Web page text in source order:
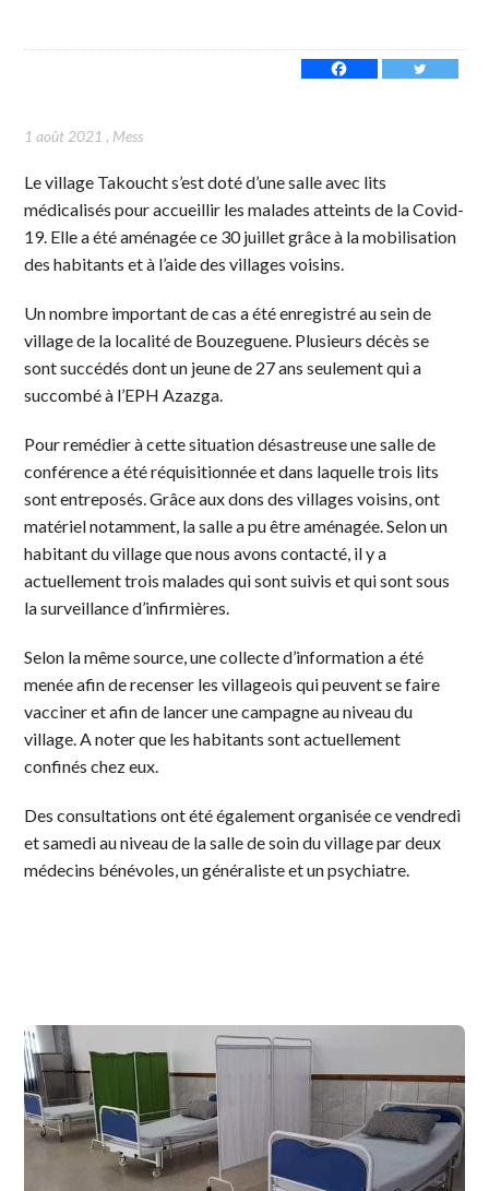
1 août 2021 , Mess
Le village Takoucht s’est doté d’une salle avec lits
médicalisés pour accueillir les malades atteints de la Covid-
19. Elle a été aménagée ce 30 juillet grâce à la mobilisation
des habitants et à l’aide des villages voisins.
Un nombre important de cas a été enregistré au sein de
village de la localité de Bouzeguene. Plusieurs décès se
sont succédés dont un jeune de 27 ans seulement qui a
succombé à l’EPH Azazga.
Pour remédier à cette situation désastreuse une salle de
conférence a été réquisitionnée et dans laquelle trois lits
sont entreposés. Grâce aux dons des villages voisins, ont
matériel notamment, la salle a pu être aménagée. Selon un
habitant du village que nous avons contacté, il y a
actuellement trois malades qui sont suivis et qui sont sous
la surveillance d’infirmières.
Selon la même source, une collecte d’information a été
menée afin de recenser les villageois qui peuvent se faire
vacciner et afin de lancer une campagne au niveau du
village. A noter que les habitants sont actuellement
confinés chez eux.
Des consultations ont été également organisée ce vendredi
et samedi au niveau de la salle de soin du village par deux
médecins bénévoles, un généraliste et un psychiatre.